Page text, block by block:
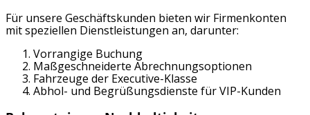
Für unsere Geschäftskunden bieten wir Firmenkonten
mit speziellen Dienstleistungen an, darunter:
Vorrangige Buchung
Maßgeschneiderte Abrechnungsoptionen
Fahrzeuge der Executive-Klasse
Abhol- und Begrüßungsdienste für VIP-Kunden